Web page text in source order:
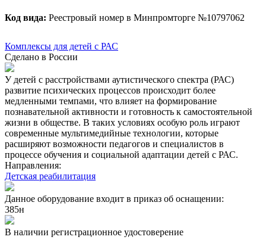
Код вида: Реестровый номер в Минпромторге №10797062
Комплексы для детей с РАС
Сделано в России
У детей с расстройствами аутистического спектра (РАС)
развитие психических процессов происходит более
медленными темпами, что влияет на формирование
познавательной активности и готовность к самостоятельной
жизни в обществе. В таких условиях особую роль играют
современные мультимедийные технологии, которые
расширяют возможности педагогов и специалистов в
процессе обучения и социальной адаптации детей с РАС.
Направления:
Детская реабилитация
Данное оборудование входит в приказ об оснащении:
385н
В наличии регистрационное удостоверение